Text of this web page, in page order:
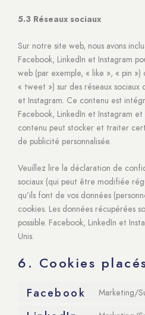
5.3 Réseaux sociaux
Sur notre site web, nous avons
Facebook, LinkedIn et Instagram
web (par exemple, « like », « pin
« tweet ») sur des réseaux sociaux
et Instagram. Ce contenu est
Facebook, LinkedIn et Instagram
contenu peut stocker et traiter
de publicité personnalisée.
Veuillez lire la déclaration de
sociaux (qui peut être modifiée
qu’ils font de vos données
cookies. Les données récupérées
possible. Facebook, LinkedIn et
Unis.
6. Cookies
Facebook Marketing/